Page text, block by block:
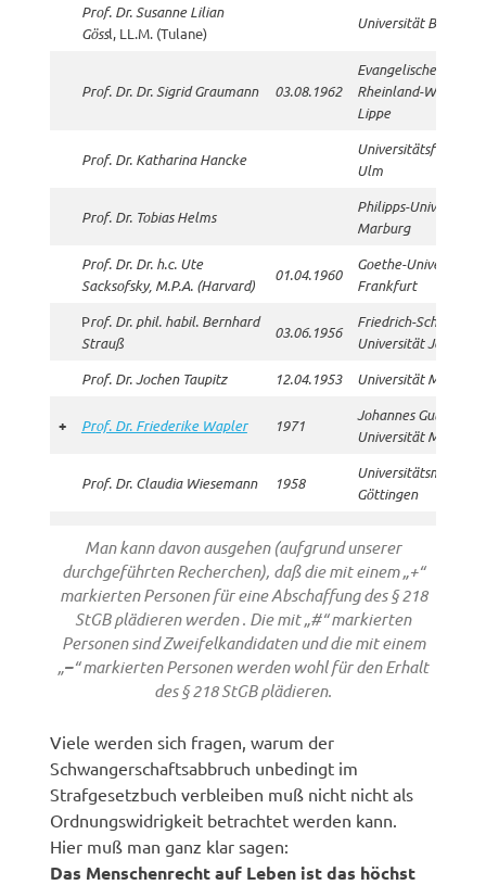
Prof. Dr. Susanne Lilian
Gössl, LL.M. (Tulane)
Universität Bonn
Prof. Dr. Dr. Sigrid Graumann 03.08.1962
Evangelische
Rheinland-
Lippe
Prof. Dr. Katharina Hancke
Ulm
Prof. Dr. Tobias Helms
Philipps-Universität
Marburg
Prof. Dr. Dr. h.c. Ute
Sacksofsky, M.P.A. (Harvard)
01.04.1960
Goethe-Universität
Frankfurt
Prof. Dr. phil. habil. Bernhard
Strauß
03.06.1956
Friedrich-Schiller-
Universität Jena
Prof. Dr. Jochen Taupitz
12.04.1953 Universität
+ Prof. Dr. Friederike Wapler 1971
Johannes Gutenberg-
Universität Mainz
Prof. Dr. Claudia Wiesemann 1958
Universitätsmedizin
Göttingen
Man kann davon ausgehen (aufgrund unserer
durchgeführten Recherchen), daß die mit einem „+“
markierten Personen für eine Abschaffung des § 218
StGB plädieren werden . Die mit „#“ markierten
Personen sind Zweifelkandidaten und die mit einem
„–“ markierten Personen werden wohl für den Erhalt
des § 218 StGB plädieren.
Viele werden sich fragen, warum der
Schwangerschaftsabbruch unbedingt im
Strafgesetzbuch verbleiben muß nicht nicht als
Ordnungswidrigkeit betrachtet werden kann.
Hier muß man ganz klar sagen:
Das Menschenrecht auf Leben ist das höchst